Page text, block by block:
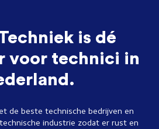
is dé
voor technici in
de beste technische bedrijven en
industrie zodat er rust en